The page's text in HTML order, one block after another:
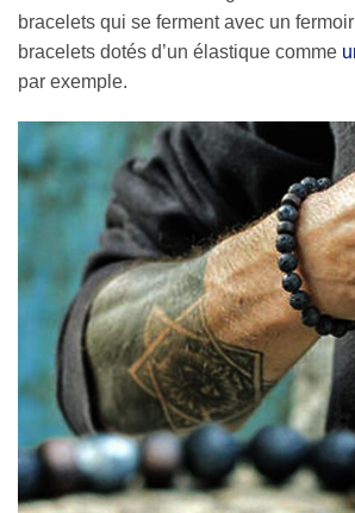
bracelets qui se ferment avec un
bracelets dotés d’un élastique comme
par exemple.